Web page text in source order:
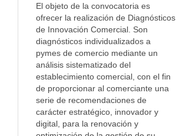
El objeto de la convocatoria es
ofrecer la realización de Diagnósticos
de Innovación Comercial. Son
diagnósticos individualizados a
pymes de comercio mediante un
análisis sistematizado del
establecimiento comercial, con el fin
de proporcionar al comerciante una
serie de recomendaciones de
carácter estratégico, innovador y
digital, para la renovación y